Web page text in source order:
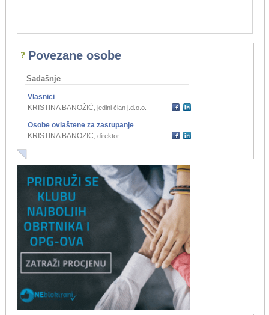
Povezane osobe
Sadašnje
Vlasnici
KRISTINA BANOŽIĆ, jedini član j.d.o.o.
Osobe ovlaštene za zastupanje
KRISTINA BANOŽIĆ, direktor